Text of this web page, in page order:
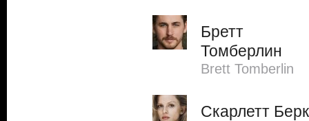
Бретт
Томберлин
Brett Tomberlin
Скарлетт Берк